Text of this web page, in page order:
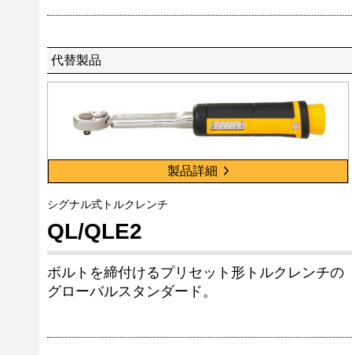
代替製品
製品詳細
シグナル式トルクレンチ
QL/QLE2
ボルトを締付けるプリセット形トルクレンチの
グローバルスタンダード。